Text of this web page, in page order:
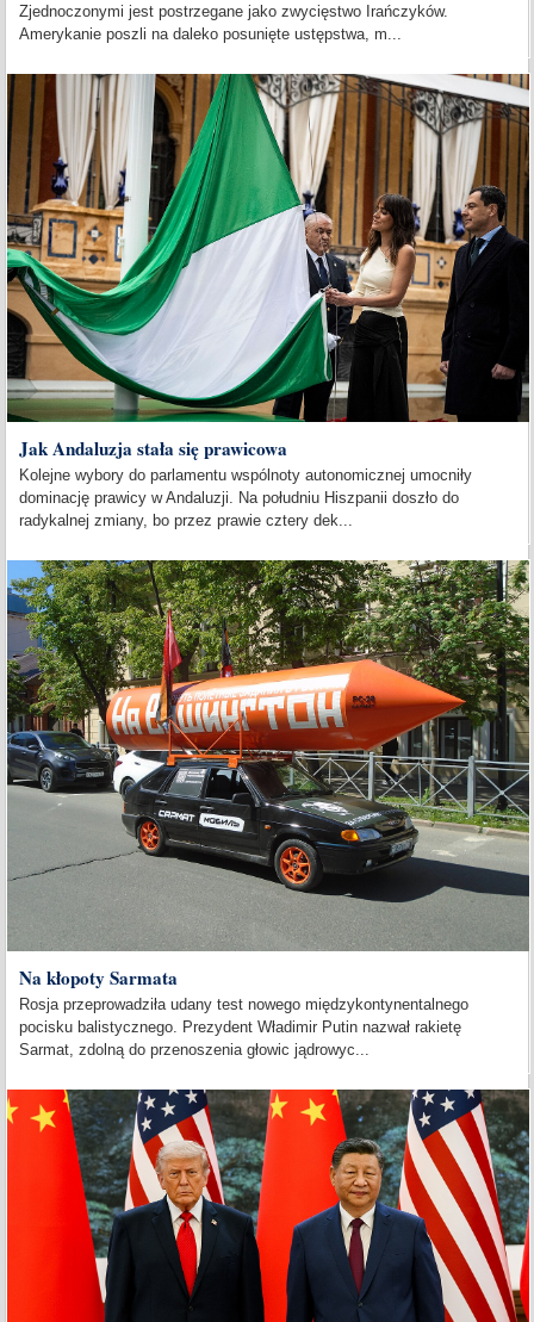
Zjednoczonymi jest postrzegane jako zwycięstwo Irańczyków.
Amerykanie poszli na daleko posunięte ustępstwa, m...
Jak Andaluzja stała się prawicowa
Kolejne wybory do parlamentu wspólnoty autonomicznej umocniły
dominację prawicy w Andaluzji. Na południu Hiszpanii doszło do
radykalnej zmiany, bo przez prawie cztery dek...
Na kłopoty Sarmata
Rosja przeprowadziła udany test nowego międzykontynentalnego
pocisku balistycznego. Prezydent Władimir Putin nazwał rakietę
Sarmat, zdolną do przenoszenia głowic jądrowyc...